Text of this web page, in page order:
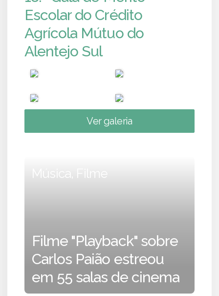
Escolar do Crédito
Agrícola Mútuo do
Alentejo Sul
Ver galeria
Música, Filme
Filme "Playback" sobre
Carlos Paião estreou
em 55 salas de cinema